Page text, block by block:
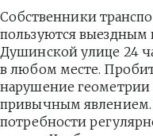
Собственники
пользуются
Душинской улице 24
в любом месте.
нарушение геометрии
привычным явлением.
потребности